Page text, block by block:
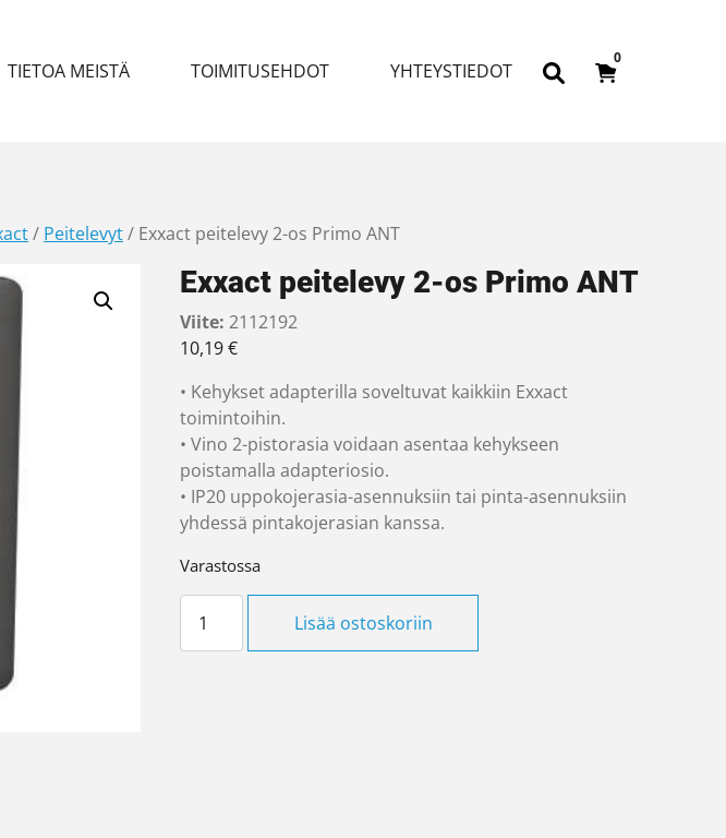
TIETOA MEISTÄ TOIMITUSEHDOT YHTEYSTIEDOT
0
/ Peitelevyt/ Exxact peitelevy 2-os Primo ANT
Exxact peitelevy 2-os Primo ANT
Viite: 2112192
10,19€
• Kehykset adapterilla soveltuvat kaikkiin Exxact
toimintoihin.
• Vino 2-pistorasia voidaan asentaa kehykseen
poistamalla adapteriosio.
• IP20 uppokojerasia-asennuksiin tai pinta-asennuksiin
yhdessä pintakojerasian kanssa.
Varastossa
Lisää ostoskoriin